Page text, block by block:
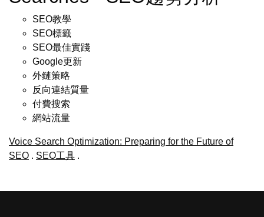
SEO教學
SEO標籤
SEO最佳實踐
Google更新
外鏈策略
反向連結質量
付費搜索
網站流量
Voice Search Optimization: Preparing for the Future of
SEO . SEO工具 .